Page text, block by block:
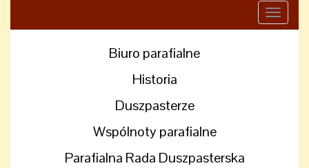
Toggle
Biuro parafialne
Historia
Duszpasterze
Wspólnoty parafialne
Parafialna Rada Duszpasterska